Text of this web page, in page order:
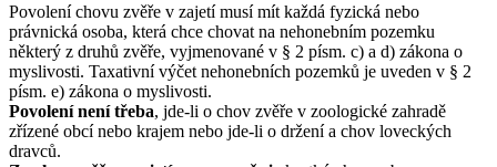
Povolení chovu zvěře v zajetí musí mít každá fyzická nebo
právnická osoba, která chce chovat na nehonebním pozemku
některý z druhů zvěře, vyjmenované v § 2 písm. c) a d) zákona o
myslivosti. Taxativní výčet nehonebních pozemků je uveden v § 2
písm. e) zákona o myslivosti.
Povolení není třeba, jde-li o chov zvěře v zoologické zahradě
zřízené obcí nebo krajem nebo jde-li o držení a chov loveckých
dravců.